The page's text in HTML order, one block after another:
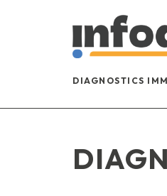
DIAGNOSTICS